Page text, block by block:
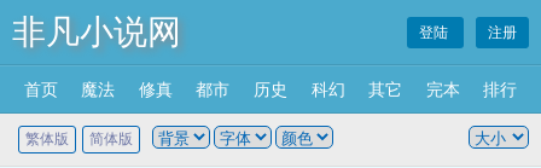
非凡小说网 登陆 注册
首页 魔法 修真 都市 历史 科幻 其它 完本 排行
繁体版 简体版